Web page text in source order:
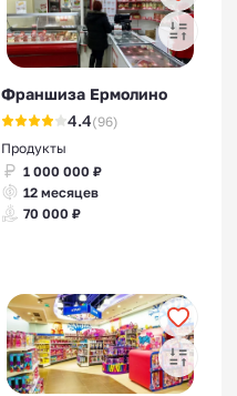
Франшиза Ермолино
4.4(96)
Продукты
1 000 000 ₽
12 месяцев
70 000 ₽